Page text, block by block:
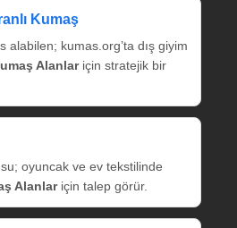
Kumaş
alabilen; kumas.org’ta dış giyim
Alanlariçin stratejik bir
oyuncak ve ev tekstilinde
Alanlariçin talep görür.